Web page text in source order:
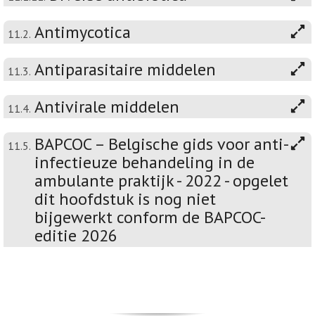
11.2. Antimycotica
11.3. Antiparasitaire middelen
11.4. Antivirale middelen
11.5. BAPCOC – Belgische gids voor anti-
infectieuze behandeling in de
ambulante praktijk - 2022 - opgelet
dit hoofdstuk is nog niet
bijgewerkt conform de BAPCOC-
editie 2026